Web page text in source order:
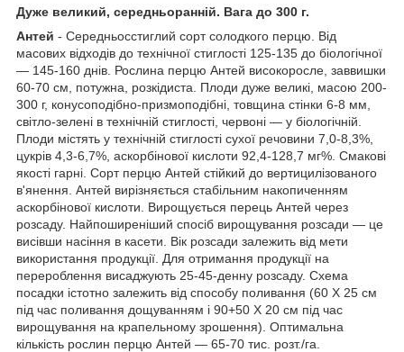
Дуже великий, середньоранній. Вага до 300 г.
Антей - Середньосстиглий сорт солодкого перцю. Від
масових відходів до технічної стиглості 125-135 до біологічної
— 145-160 днів. Рослина перцю Антей високоросле, заввишки
60-70 см, потужна, розкідиста. Плоди дуже великі, масою 200-
300 г, конусоподібно-призмоподібні, товщина стінки 6-8 мм,
світло-зелені в технічній стиглості, червоні — у біологічній.
Плоди містять у технічній стиглості сухої речовини 7,0-8,3%,
цукрів 4,3-6,7%, аскорбінової кислоти 92,4-128,7 мг%. Смакові
якості гарні. Сорт перцю Антей стійкий до вертицилізованого
в'янення. Антей вирізняється стабільним накопиченням
аскорбінової кислоти. Вирощується перець Антей через
розсаду. Найпоширеніший спосіб вирощування розсади — це
висівши насіння в касети. Вік розсади залежить від мети
використання продукції. Для отримання продукції на
перероблення висаджують 25-45-денну розсаду. Схема
посадки істотно залежить від способу поливання (60 X 25 см
під час поливання дощуванням і 90+50 X 20 см під час
вирощування на крапельному зрошення). Оптимальна
кількість рослин перцю Антей — 65-70 тис. розт./га.